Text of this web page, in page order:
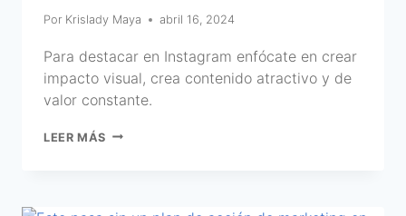
Por Krislady Maya abril 16, 2024
Para destacar en Instagram enfócate en crear
impacto visual, crea contenido atractivo y de
valor constante.
LEER MÁS